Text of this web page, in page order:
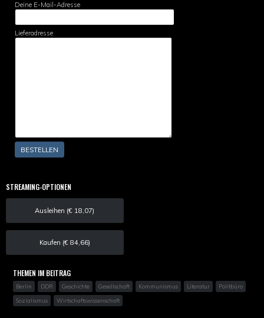
Deine E-Mail-Adresse
Lieferadresse
STREAMING-OPTIONEN
Ausleihen (€ 18,07)
Kaufen (€ 84,66)
THEMEN IM BEITRAG
Berlin DDR Geschichte Gesellschaft Kommunismus Literatur
Politbüro
Sozialismus
Wirtschaftswissenschaft